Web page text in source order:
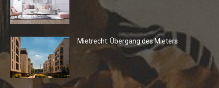
Mietrecht: Übergang des Mieters